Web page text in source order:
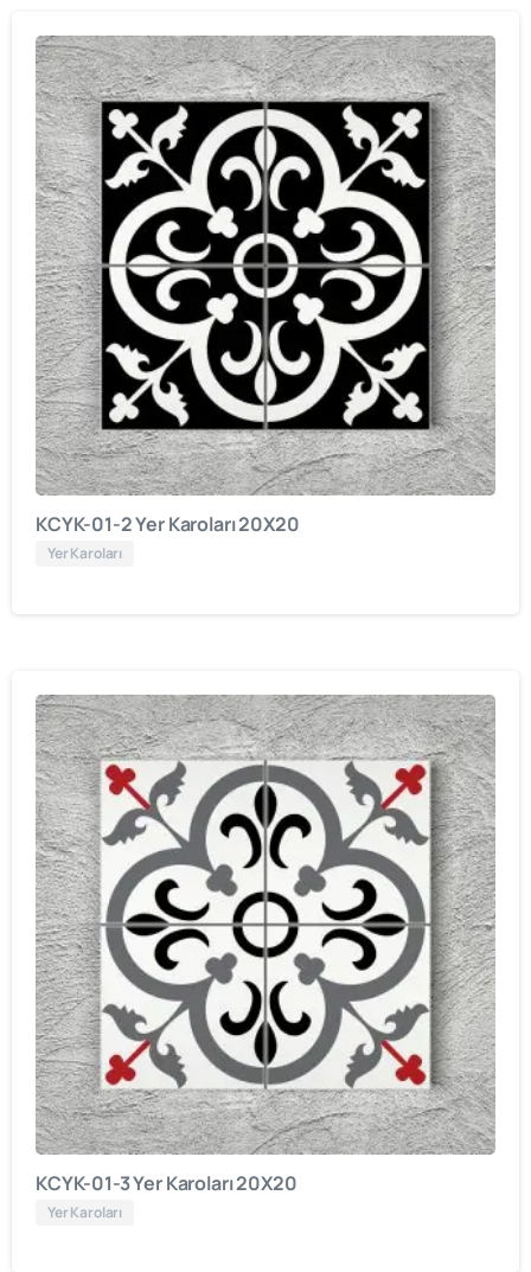
KCYK-01-2 Yer Karoları 20X20
Yer Karoları
KCYK-01-3 Yer Karoları 20X20
Yer Karoları